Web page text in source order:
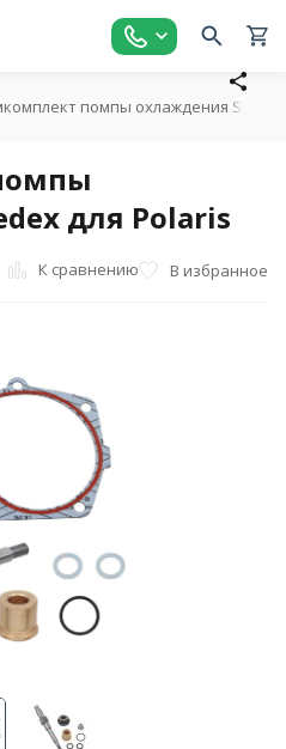
помпы охлаждения Sledex
для Polaris
К сравнению В избранное